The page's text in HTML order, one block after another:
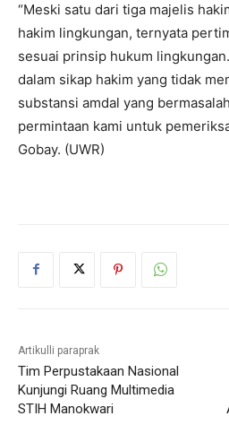
“Meski satu dari tiga majelis
hakim lingkungan, ternyata
sesuai prinsip hukum
dalam sikap hakim yang tidak
substansi amdal yang
permintaan kami untuk
Gobay. (UWR)
Artikulli paraprak
Tim Perpustakaan Nasional
Kunjungi Ruang Multimedia
STIH Manokwari